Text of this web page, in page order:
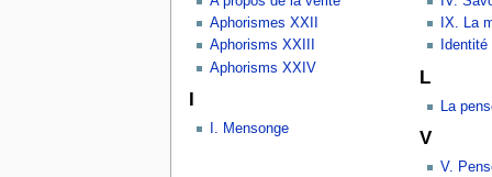
Aphorismes XXII
Aphorisms XXIII
Aphorisms XXIV
I. Mensonge
IX. La
L
La
V
V.